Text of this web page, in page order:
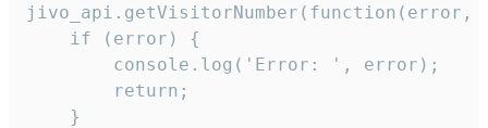
jivo_api.getVisitorNumber(function(error,
    if (error) {
        console.log('Error: ', error);
        return;
    }